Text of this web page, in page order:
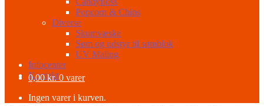
Popcorn & Chips
Diverse
Skumvæske
Søm og udstyr til sømblok
UV Maling
Infocenter
Kontakt
0,00kr. 0 varer
Ingen varer i kurven.